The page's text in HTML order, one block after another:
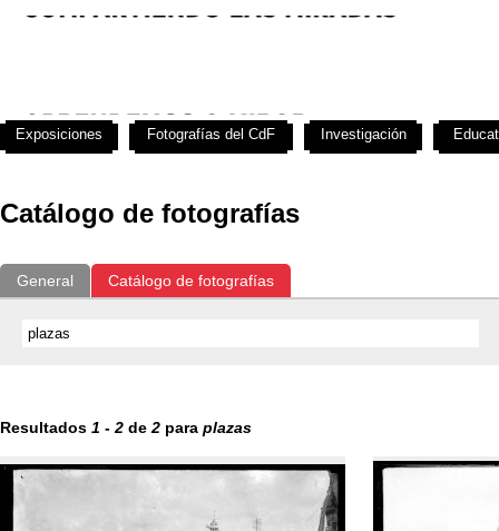
Catálogo de fotografías
General Catálogo de fotografías
Resultados 1 - 2 de 2 para plazas
Exposiciones Fotografías del CdF Investigación